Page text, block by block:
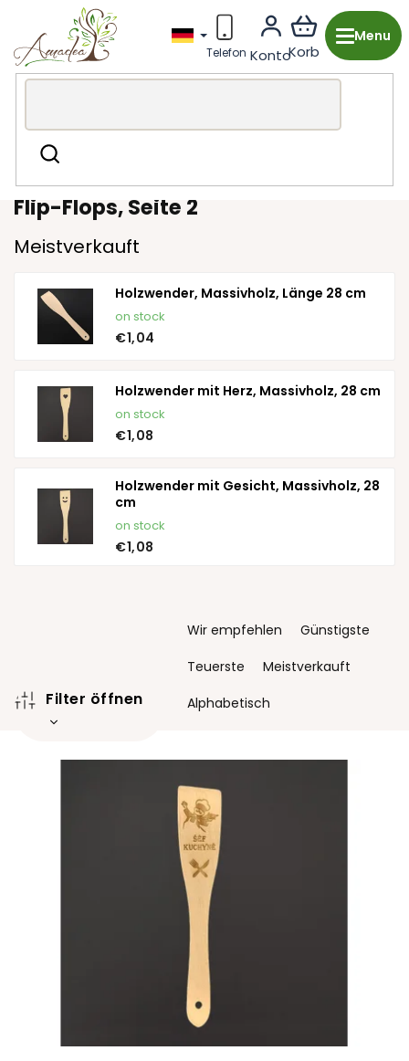
springen
Suchen
Holzproduktion aus Tschechien
und Essen
Flip-Flops, Seite 2
Meistverkauft
Holzwender, Massivholz, Länge 28 cm
on stock
€1,04
Holzwender mit Herz, Massivholz, 28 cm
on stock
€1,08
Holzwender mit Gesicht, Massivholz, 28
cm
on stock
€1,08
P
o
u
s
o
r
t
i
e
r
u
n
g
Wir empfehlen
Günstigste
Teuerste
Meistverkauft
Alphabetisch
Filter öffnen